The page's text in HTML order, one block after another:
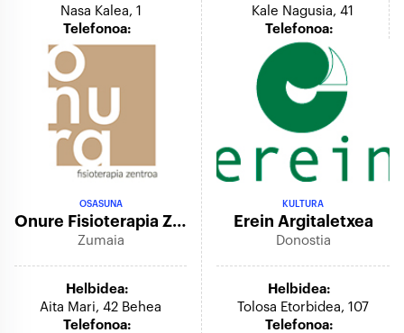
Nasa Kalea, 1
Telefonoa:
Kale Nagusia, 41
Telefonoa:
OSASUNA
Onure Fisioterapia Zentrua
Zumaia
Helbidea:
Aita Mari, 42 Behea
Telefonoa:
KULTURA
Erein Argitaletxea
Donostia
Helbidea:
Tolosa Etorbidea, 107
Telefonoa: